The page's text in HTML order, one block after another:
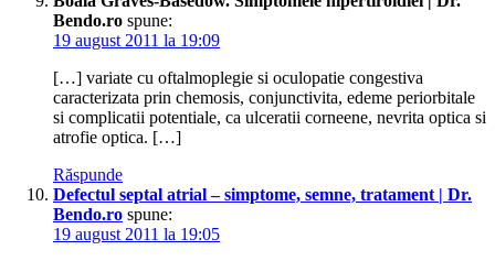
Bendo.ro spune:
19 august 2011 la 19:09
[…] variate cu oftalmoplegie si oculopatie congestiva
caracterizata prin chemosis, conjunctivita, edeme periorbitale
si complicatii potentiale, ca ulceratii corneene, nevrita optica si
atrofie optica. […]
Răspunde
Defectul septal atrial – simptome, semne, tratament | Dr.
Bendo.ro spune:
19 august 2011 la 19:05